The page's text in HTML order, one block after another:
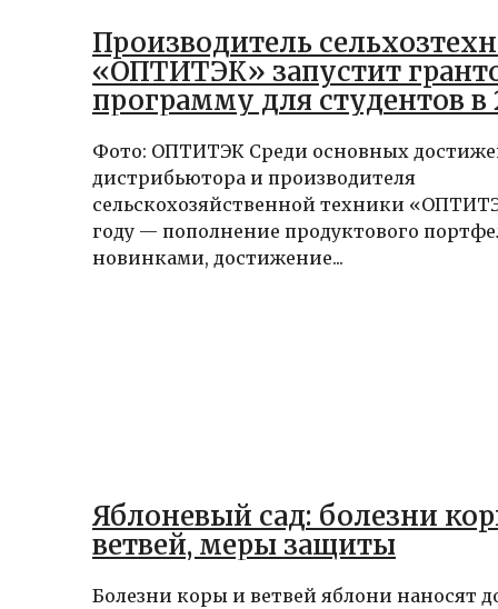
Производитель
«ОПТИТЭК» запустит
программу для студентов в
Фото: ОПТИТЭК Среди основных
дистрибьютора и производителя
сельскохозяйственной техники
году — пополнение продуктового
новинками, достижение...
Яблоневый сад: болезни
ветвей, меры защиты
Болезни коры и ветвей яблони наносят